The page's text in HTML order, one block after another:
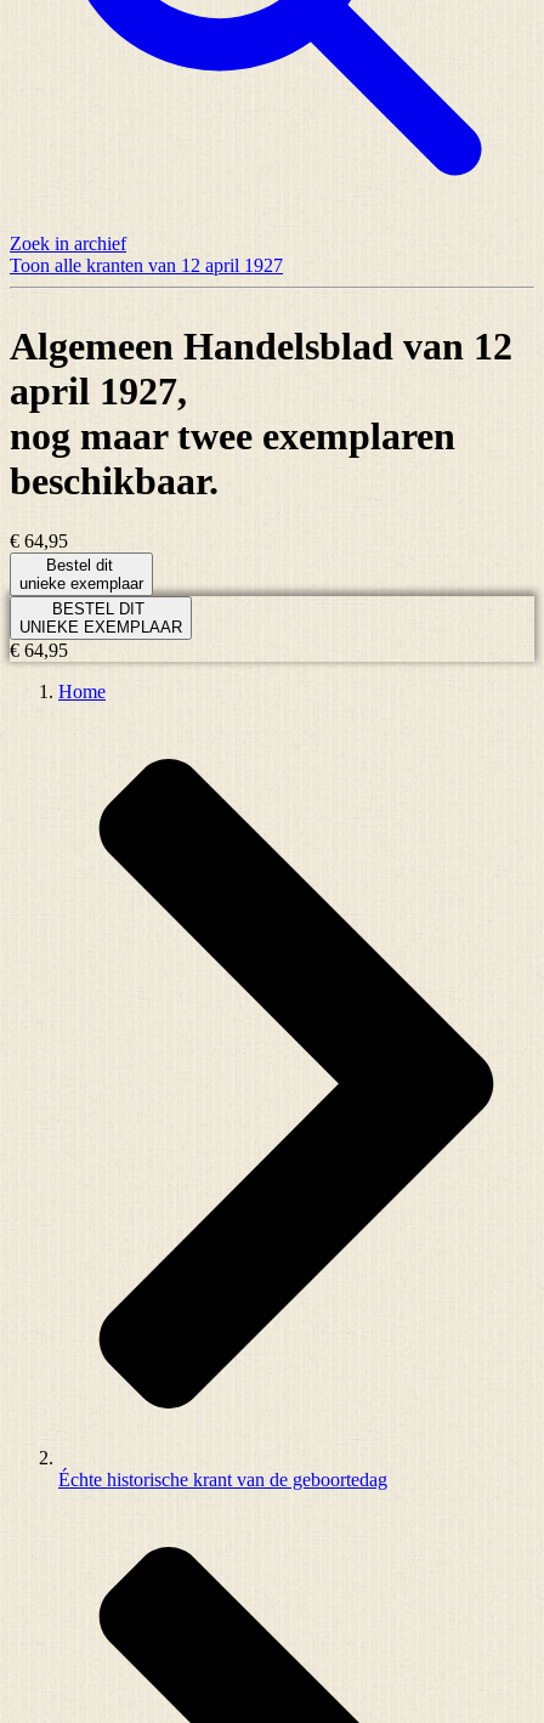
Zoek in archief
Toon alle kranten van 12 april 1927
Algemeen Handelsblad van 12
april 1927,
nog maartwee exemplaren
beschikbaar.
€ 64,95
Bestel dit
unieke exemplaar
BESTEL DIT
UNIEKE EXEMPLAAR
€ 64,95
Home
Échte historische krant van de geboortedag